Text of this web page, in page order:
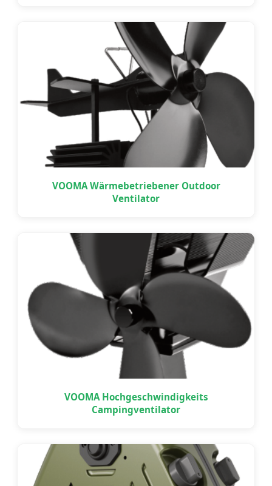
VOOMA Wärmebetriebener Outdoor
Ventilator
VOOMA Hochgeschwindigkeits
Campingventilator